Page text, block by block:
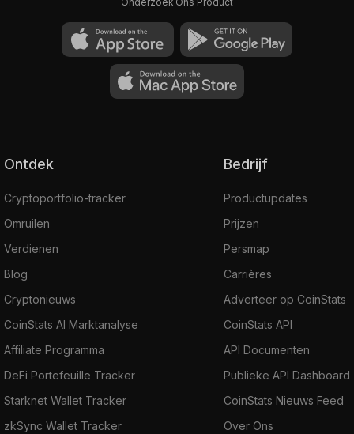
Ontdek
Cryptoportfolio-tracker
Omruilen
Verdienen
Blog
Cryptonieuws
CoinStats AI Marktanalyse
Affiliate Programma
DeFi Portefeuille Tracker
Starknet Wallet Tracker
zkSync Wallet Tracker
Bedrijf
Productupdates
Prijzen
Persmap
Carrières
Adverteer op CoinStats
CoinStats API
API Documenten
Publieke API Dashboard
CoinStats Nieuws Feed
Over Ons